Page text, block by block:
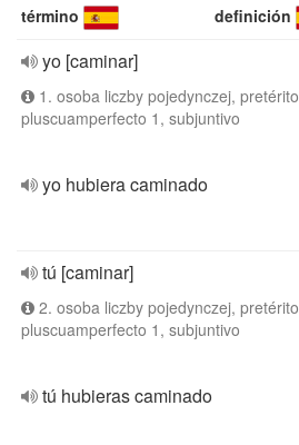
término definición
yo [caminar]
1. osoba liczby pojedynczej, pretérito
pluscuamperfecto 1, subjuntivo
yo hubiera caminado
tú [caminar]
2. osoba liczby pojedynczej, pretérito
pluscuamperfecto 1, subjuntivo
tú hubieras caminado